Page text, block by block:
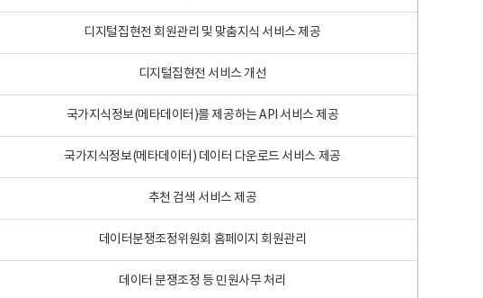
디지털집현전 회원관리 및 맞춤지식 서비스 제공
디지털집현전 서비스 개선
국가지식정보(메타데이터)를 제공하는 API 서비스 제공
국가지식정보(메타데이터) 데이터 다운로드 서비스 제공
추천 검색 서비스 제공
데이터분쟁조정위원회 홈페이지 회원관리
데이터 분쟁조정 등 민원사무 처리